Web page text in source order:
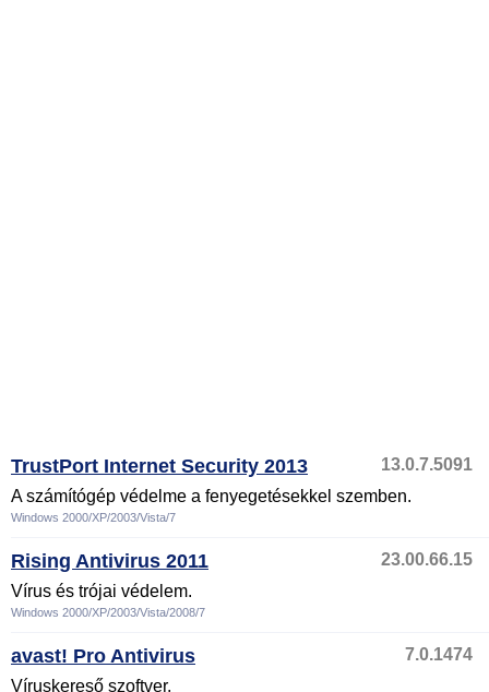
TrustPort Internet Security 2013
13.0.7.5091
A számítógép védelme a fenyegetésekkel szemben.
Windows 2000/XP/2003/Vista/7
Rising Antivirus 2011
23.00.66.15
Vírus és trójai védelem.
Windows 2000/XP/2003/Vista/2008/7
avast! Pro Antivirus
7.0.1474
Víruskereső szoftver.